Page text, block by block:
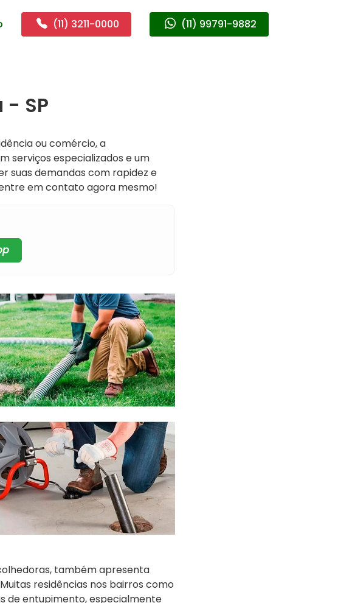
(11) 3211-0000 (11) 99791-9882
- SP
ou comércio, a
serviços especializados e um
suas demandas com rapidez e
em contato agora mesmo!
também apresenta
residências nos bairros como
de entupimento, especialmente